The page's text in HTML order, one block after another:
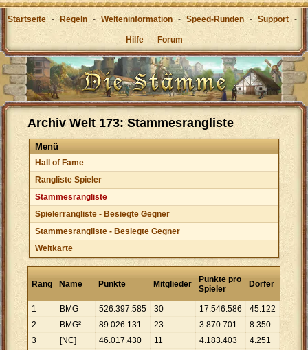
Startseite - Regeln - Welteninformation - Speed-Runden - Support -
Hilfe - Forum
Archiv Welt 173: Stammesrangliste
Menü
Hall of Fame
Rangliste Spieler
Stammesrangliste
Spielerrangliste - Besiegte Gegner
Stammesrangliste - Besiegte Gegner
Weltkarte
Rang Name Punkte Mitglieder
Punkte pro
Spieler
Dörfer
1
BMG 526.397.585 30 17.546.586 45.122
666
2
BMG² 89.026.131 23 3.870.701 8.350 10
3
[NC] 46.017.430 11 4.183.403 4.251 10